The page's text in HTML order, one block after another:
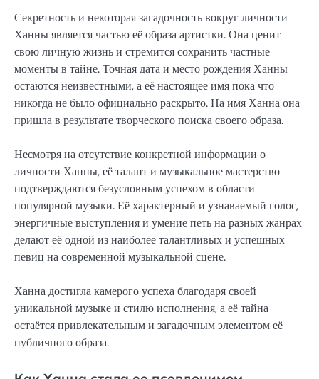
Секретность и некоторая загадочность вокруг личности
Ханны является частью её образа артистки. Она ценит
свою личную жизнь и стремится сохранить частные
моменты в тайне. Точная дата и место рождения Ханны
остаются неизвестными, а её настоящее имя пока что
никогда не было официально раскрыто. На имя Ханна она
пришла в результате творческого поиска своего образа.
Несмотря на отсутствие конкретной информации о
личности Ханны, её талант и музыкальное мастерство
подтверждаются безусловным успехом в области
популярной музыки. Её характерный и узнаваемый голос,
энергичные выступления и умение петь на разных жанрах
делают её одной из наиболее талантливых и успешных
певиц на современной музыкальной сцене.
Ханна достигла камерого успеха благодаря своей
уникальной музыке и стилю исполнения, а её тайна
остаётся привлекательным и загадочным элементом её
публичного образа.